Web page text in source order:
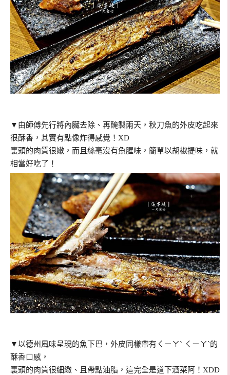
▼由師傅先行將內臟去除、再醃製兩天，秋刀魚的外皮吃起來
很酥香，其實有點像炸得感覺！XD
裏頭的肉質很嫩，而且絲毫沒有魚腥味，簡單以胡椒提味，就
相當好吃了！
▼以德州風味呈現的魚下巴，外皮同樣帶有ㄑㄧㄚˋ ㄑㄧㄚˋ的
酥香口感，
裏頭的肉質很細緻、且帶點油脂，這完全是道下酒菜阿！XDD